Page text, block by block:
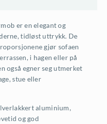
er en elegant og
tidløst uttrykk. De
gjør sofaen
i hagen eller på
også egner seg utmerket
stue eller
aluminium,
og god